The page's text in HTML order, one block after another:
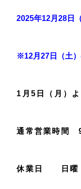
2025年12月28日
※12月27日（土
1月5日（月）
通常営業時
休業日 日曜